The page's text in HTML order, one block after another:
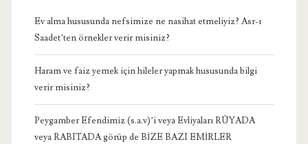
Ev alma hususunda nefsimize ne nasihat etmeliyiz? Asr-ı
Saadet’ten örnekler verir misiniz?
Haram ve faiz yemek için hileler yapmak hususunda bilgi
verir misiniz?
Peygamber Efendimiz (s.a.v)’i veya Evliyaları RÜYADA
veya RABITADA görüp de BİZE BAZI EMİRLER